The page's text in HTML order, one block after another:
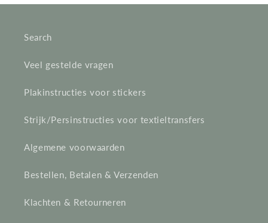
Search
Veel gestelde vragen
Plakinstructies voor stickers
Strijk/Persinstructies voor textieltransfers
Algemene voorwaarden
Bestellen, Betalen & Verzenden
Klachten & Retourneren